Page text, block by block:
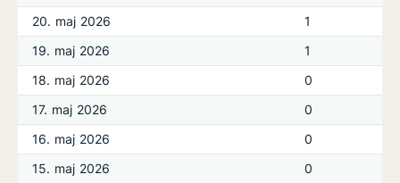
20. maj 2026
1
19. maj 2026
1
18. maj 2026
0
17. maj 2026
0
16. maj 2026
0
15. maj 2026
0